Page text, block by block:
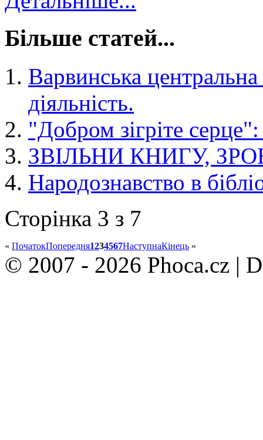
Більше статей...
Варвинська центральна
діяльність.
"Добром зігріте серце":
ЗВІЛЬНИ КНИГУ,
Народознавство в
Сторінка 3 з 7
« ПочатокПопередня1234567НаступнаКінець »
© 2007 - 2026 Phoca.cz |